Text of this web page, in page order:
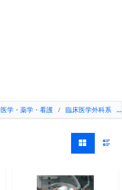
医学・薬学・看護 / 臨床医学外科系 /